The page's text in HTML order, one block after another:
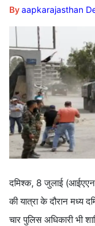
Byaapkarajasthan
दमिश्क, 8 जुलाई
की यात्रा के दौरान मध्य
चार पुलिस अधिकारी भी